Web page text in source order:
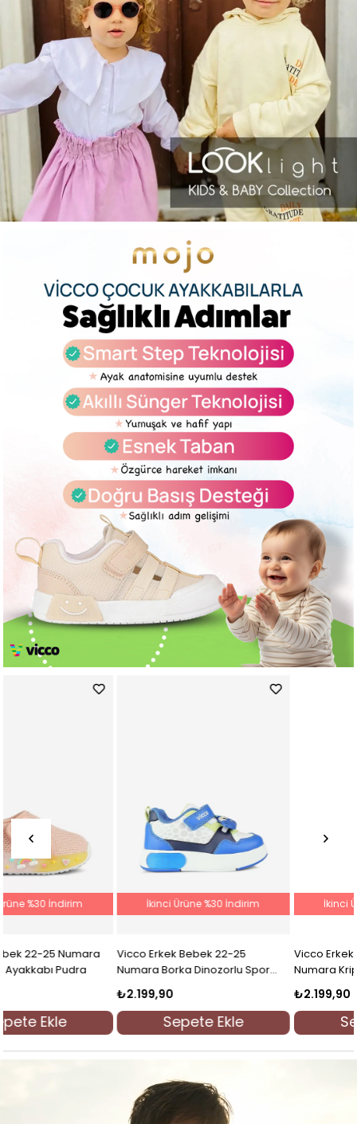
Vicco Çocuk Erkek Çocuk 26-37
Numara Mask Spor Ayakkabı Kot
Sepete Ekle
İkinci Ürüne %30 İndirim
Vicco Erkek Çocuk 26-30
Numara Tag Spor Ayakkabı
Sepete Ekle
İkinci Ürüne %30 İndirim